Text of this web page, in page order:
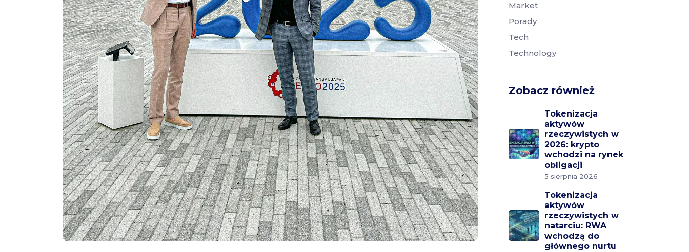
Market
Porady
Tech
Technology
Zobacz również
Tokenizacja
aktywów
rzeczywistych w
2026: krypto
wchodzi na rynek
obligacji
5 sierpnia 2026
Tokenizacja
aktywów
rzeczywistych w
natarciu: RWA
wchodzą do
głównego nurtu